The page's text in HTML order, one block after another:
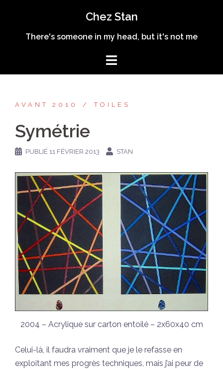
contenu
Chez Stan
There's someone in my head, but it's not me
AVANT 2010 TOILES
Symétrie
PUBLIÉ 11 FÉVRIER 2013 STAN
2004 – Acrylique sur carton entoilé – 2x60x40 cm
Celui-là, il faudra vraiment que je le refasse en
exploitant mes progrès techniques, mais j’ai peur de